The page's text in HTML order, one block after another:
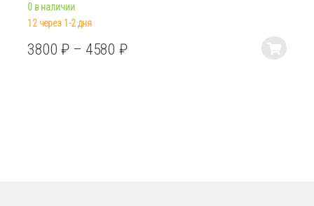
0 в наличии
12 через 1-2 дня
3800₽ – 4580₽
Этот